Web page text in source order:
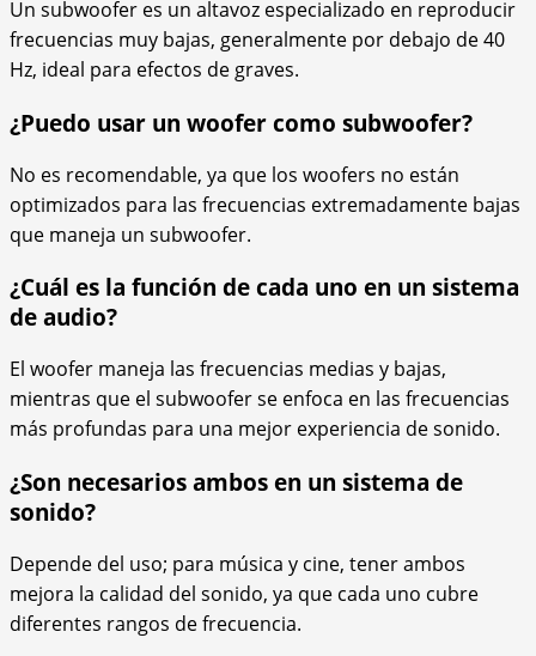
Un subwoofer es un altavoz especializado en reproducir
frecuencias muy bajas, generalmente por debajo de 40
Hz, ideal para efectos de graves.
¿Puedo usar un woofer como subwoofer?
No es recomendable, ya que los woofers no están
optimizados para las frecuencias extremadamente bajas
que maneja un subwoofer.
¿Cuál es la función de cada uno en un sistema
de audio?
El woofer maneja las frecuencias medias y bajas,
mientras que el subwoofer se enfoca en las frecuencias
más profundas para una mejor experiencia de sonido.
¿Son necesarios ambos en un sistema de
sonido?
Depende del uso; para música y cine, tener ambos
mejora la calidad del sonido, ya que cada uno cubre
diferentes rangos de frecuencia.